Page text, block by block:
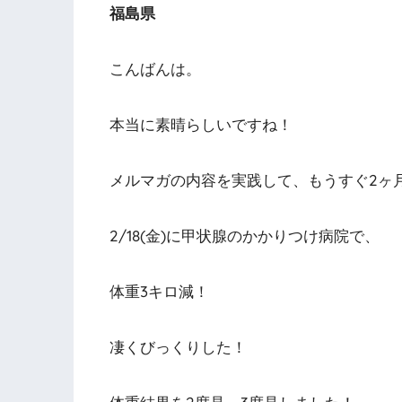
福島県
こんばんは。
本当に素晴らしいですね！
メルマガの内容を実践して、もうすぐ2ヶ
2/18(金)に甲状腺のかかりつけ病院で、
体重3キロ減！
凄くびっくりした！